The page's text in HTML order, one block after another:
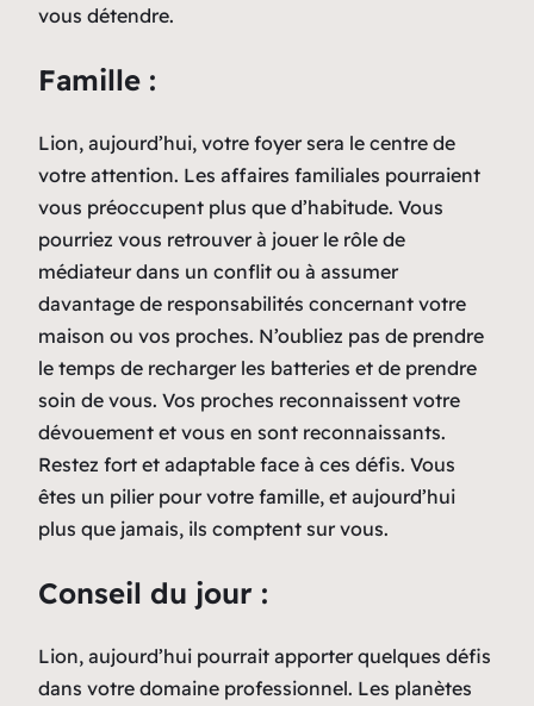
vous détendre.
Famille :
Lion, aujourd’hui, votre foyer sera le centre de
votre attention. Les affaires familiales pourraient
vous préoccupent plus que d’habitude. Vous
pourriez vous retrouver à jouer le rôle de
médiateur dans un conflit ou à assumer
davantage de responsabilités concernant votre
maison ou vos proches. N’oubliez pas de prendre
le temps de recharger les batteries et de prendre
soin de vous. Vos proches reconnaissent votre
dévouement et vous en sont reconnaissants.
Restez fort et adaptable face à ces défis. Vous
êtes un pilier pour votre famille, et aujourd’hui
plus que jamais, ils comptent sur vous.
Conseil du jour :
Lion, aujourd’hui pourrait apporter quelques défis
dans votre domaine professionnel. Les planètes